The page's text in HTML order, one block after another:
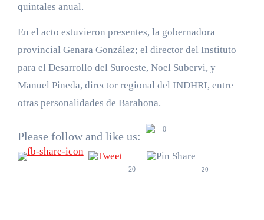
quintales anual.
En el acto estuvieron presentes, la gobernadora
provincial Genara González; el director del Instituto
para el Desarrollo del Suroeste, Noel Subervi, y
Manuel Pineda, director regional del INDHRI, entre
otras personalidades de Barahona.
Please follow and like us:
0
20 20